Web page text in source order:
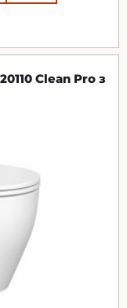
Clean Pro з